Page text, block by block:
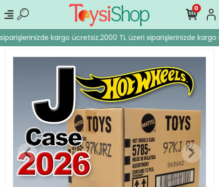
kargo ücretsiz.2000 TL üzeri siparişlerinizde kargo
0